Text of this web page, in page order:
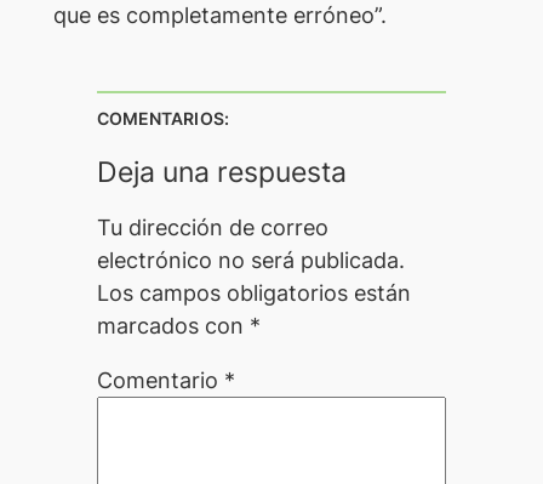
que es completamente erróneo”.
COMENTARIOS:
Deja una respuesta
Tu dirección de correo
electrónico no será publicada.
Los campos obligatorios están
marcados con *
Comentario *